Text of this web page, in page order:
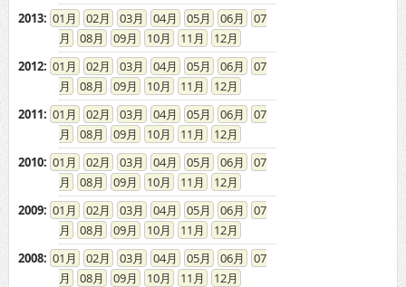
2013: 01 02 03 04 05 06
07
08
09 10 11
12
2012: 01 02 03 04 05 06
07
08
09 10 11
12
2011: 01 02 03 04 05 06
07
08
09 10 11
12
2010: 01 02 03 04 05 06
07
08
09 10 11
12
2009: 01 02 03 04 05 06
07
08
09 10 11
12
2008: 01 02 03 04 05 06
07
08
09 10 11
12